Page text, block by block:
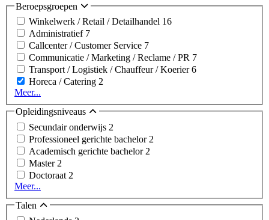
Beroepsgroepen
Winkelwerk / Retail / Detailhandel 16
Administratief 7
Callcenter / Customer Service 7
Communicatie / Marketing / Reclame / PR 7
Transport / Logistiek / Chauffeur / Koerier6
Horeca / Catering 2
Meer...
Opleidingsniveaus
Secundair onderwijs 2
Professioneel gerichte bachelor 2
Academisch gerichte bachelor 2
Master 2
Doctoraat 2
Meer...
Talen